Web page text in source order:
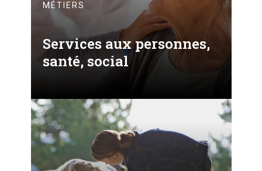
MÉTIERS
Services aux personnes,
santé, social